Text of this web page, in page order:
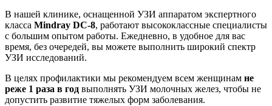
В нашей клинике, оснащенной УЗИ аппаратом экспертного
класса Mindray DC-8, работают высококлассные специалисты
с большим опытом работы. Ежедневно, в удобное для вас
время, без очередей, вы можете выполнить широкий спектр
УЗИ исследований.
В целях профилактики мы рекомендуем всем женщинам не
реже 1 раза в год выполнять УЗИ молочных желез, чтобы не
допустить развитие тяжелых форм заболевания.